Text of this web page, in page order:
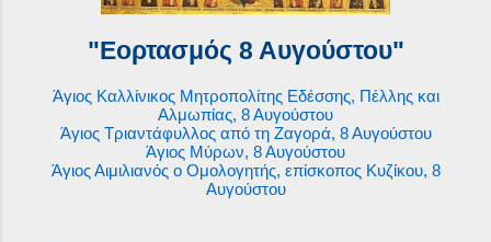
"Εορτασμός 8 Αυγούστου"
Άγιος Καλλίνικος Μητροπολίτης Εδέσσης, Πέλλης και
Αλμωπίας, 8 Αυγούστου
Άγιος Τριαντάφυλλος από τη Ζαγορά, 8 Αυγούστου
Άγιος Μύρων, 8 Αυγούστου
Άγιος Αιμιλιανός ο Ομολογητής, επίσκοπος Κυζίκου, 8
Αυγούστου